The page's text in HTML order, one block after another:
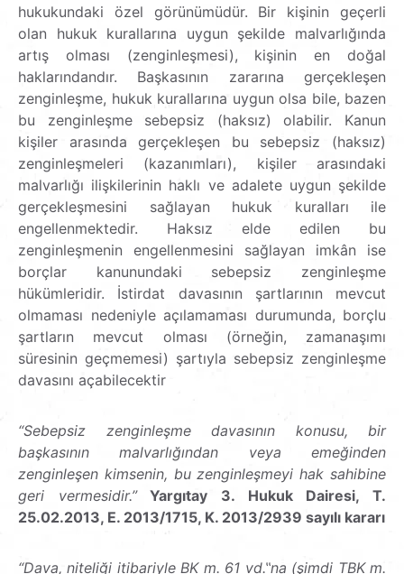
hukukundaki özel görünümüdür. Bir kişinin geçerli
olan hukuk kurallarına uygun şekilde malvarlığında
artış olması (zenginleşmesi), kişinin en doğal
haklarındandır. Başkasının zararına gerçekleşen
zenginleşme, hukuk kurallarına uygun olsa bile, bazen
bu zenginleşme sebepsiz (haksız) olabilir. Kanun
kişiler arasında gerçekleşen bu sebepsiz (haksız)
zenginleşmeleri (kazanımları), kişiler arasındaki
malvarlığı ilişkilerinin haklı ve adalete uygun şekilde
gerçekleşmesini sağlayan hukuk kuralları ile
engellenmektedir. Haksız elde edilen bu
zenginleşmenin engellenmesini sağlayan imkân ise
borçlar kanunundaki sebepsiz zenginleşme
hükümleridir. İstirdat davasının şartlarının mevcut
olmaması nedeniyle açılamaması durumunda, borçlu
şartların mevcut olması (örneğin, zamanaşımı
süresinin geçmemesi) şartıyla sebepsiz zenginleşme
davasını açabilecektir
“Sebepsiz zenginleşme davasının konusu, bir
başkasının malvarlığından veya emeğinden
zenginleşen kimsenin, bu zenginleşmeyi hak sahibine
geri vermesidir.”Yargıtay 3. Hukuk Dairesi, T.
25.02.2013, E. 2013/1715, K. 2013/2939 sayılı kararı
“Dava, niteliği itibariyle BK m. 61 vd.‟na (şimdi TBK m.